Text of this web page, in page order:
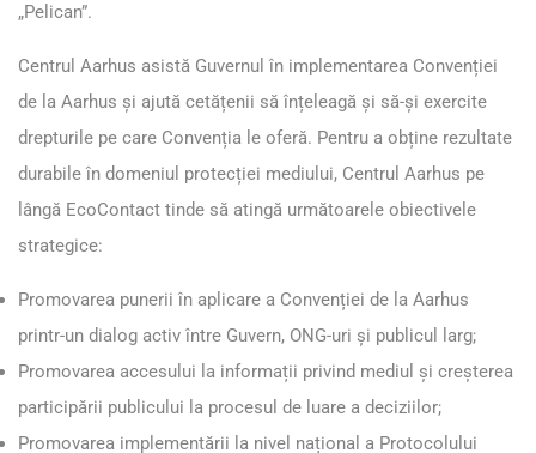
„Pelican”.
Centrul Aarhus asistă Guvernul în implementarea Convenției
de la Aarhus și ajută cetățenii să înțeleagă și să-și exercite
drepturile pe care Convenția le oferă. Pentru a obține rezultate
durabile în domeniul protecției mediului, Centrul Aarhus pe
lângă EcoContact tinde să atingă următoarele obiectivele
strategice:
Promovarea punerii în aplicare a Convenției de la Aarhus
printr-un dialog activ între Guvern, ONG-uri și publicul larg;
Promovarea accesului la informații privind mediul și creșterea
participării publicului la procesul de luare a deciziilor;
Promovarea implementării la nivel național a Protocolului